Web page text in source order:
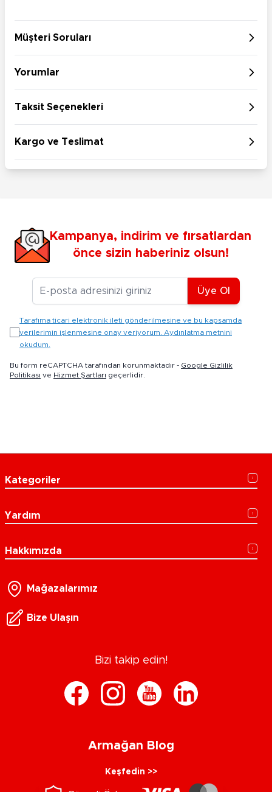
Müşteri Soruları
Yorumlar
Taksit Seçenekleri
Kargo ve Teslimat
Kampanya, indirim ve fırsatlardan
önce sizin haberiniz olsun!
E-posta Adresiniz
Üye Ol
Tarafıma ticari elektronik ileti gönderilmesine ve bu kapsamda
verilerimin işlenmesine onay veriyorum. Aydınlatma metnini
okudum.
Bu form reCAPTCHA tarafından korunmaktadır - Google Gizlilik
Politikası ve Hizmet Şartları geçerlidir.
Kategoriler
Yardım
Hakkımızda
Mağazalarımız
Bize Ulaşın
Bizi takip edin!
Armağan Blog
Keşfedin >>